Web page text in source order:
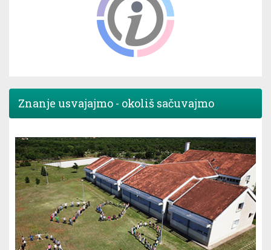
Znanje usvajajmo - okoliš sačuvajmo